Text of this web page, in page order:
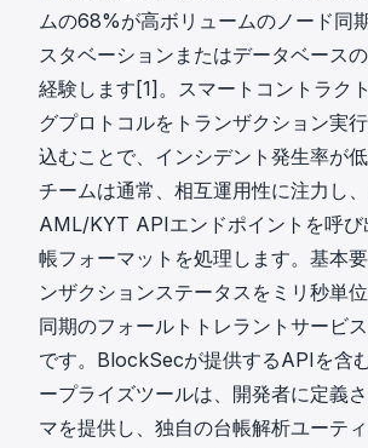
ムの68%が高ボリュームのノード同
スタベーションまたはデータベース
経験します[1]。スマートコントラク
グプロトコルをトランザクション実
込むことで、インシデント発生率が
チームは通常、相互運用性に注力し、
AML/KYT APIエンドポイント を呼
帳フォーマットを処理します。基本
ンザクションステータスをミリ秒単
同期のフォールトトレラントサービ
です。BlockSecが提供するAPIを含
ープライズツールは、開発者に定義
マを提供し、独自の台帳解析ユーテ